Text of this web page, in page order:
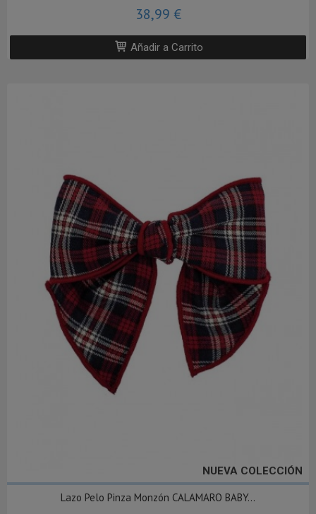
38,99 €
Añadir a Carrito
NUEVA COLECCIÓN
Lazo Pelo Pinza Monzón CALAMARO BABY...